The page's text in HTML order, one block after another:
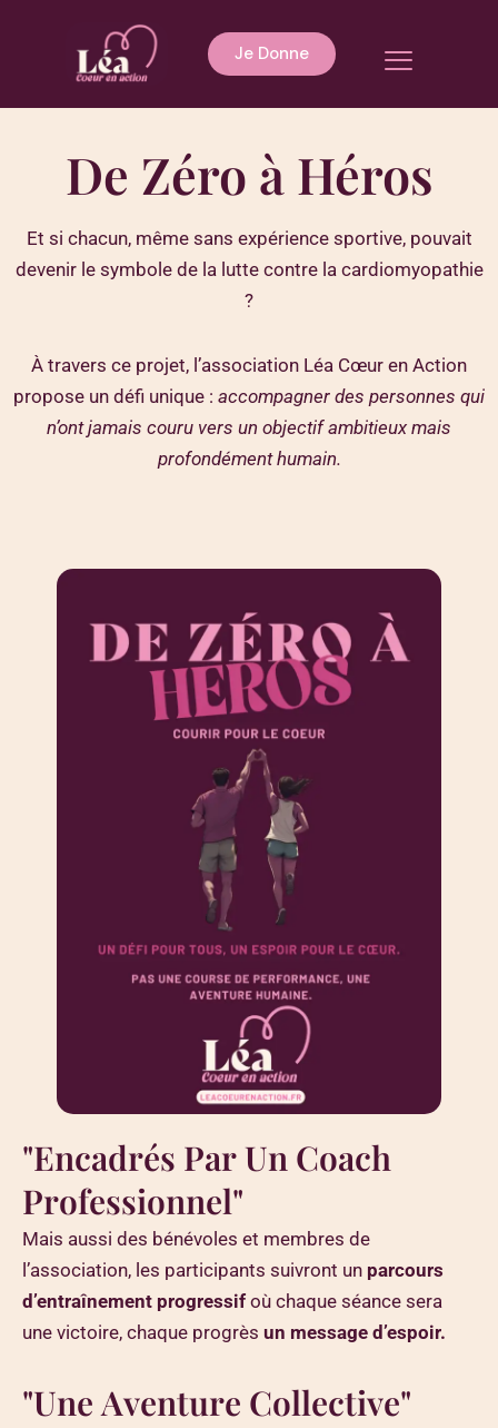
Je Donne Menu
De Zéro à Héros
Et si chacun, même sans expérience sportive, pouvait
devenir le symbole de la lutte contre la cardiomyopathie
?
À travers ce projet, l’association Léa Cœur en Action
propose un défi unique : accompagner des personnes qui
n’ont jamais couru vers un objectif ambitieux mais
profondément humain.
"Encadrés ParUn Coach
Professionnel"
Mais aussi des bénévoles et membres de
l’association, les participants suivront un parcours
d’entraînement progressif où chaque séance sera
une victoire, chaque progrès un message d’espoir.
"Une Aventure Collective"